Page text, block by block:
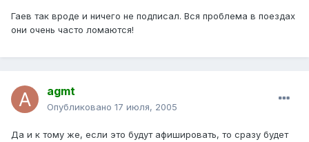
Гаев так вроде и ничего не подписал. Вся проблема в поездах
они очень часто ломаются!
agmt
Опубликовано 17 июля, 2005
Да и к тому же, если это будут афишировать, то сразу будет